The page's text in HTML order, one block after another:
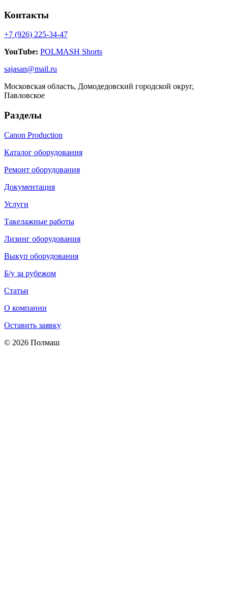
Контакты
+7 (926) 225-34-47
YouTube: POLMASH Shorts
sajasan@mail.ru
Московская область, Домодедовский городской округ,
Павловское
Разделы
Canon Production
Каталог оборудования
Ремонт оборудования
Документация
Услуги
Такелажные работы
Лизинг оборудования
Выкуп оборудования
Б/у за рубежом
Статьи
О компании
Оставить заявку
© 2026 Полмаш